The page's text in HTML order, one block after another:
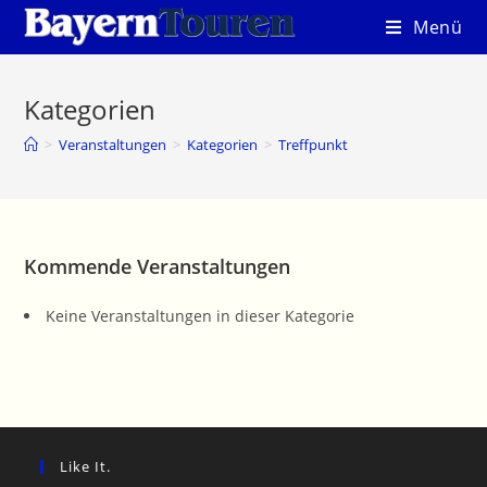
Zum
Inhalt
Menü
Kategorien
> Veranstaltungen > Kategorien > Treffpunkt
Kommende Veranstaltungen
Keine Veranstaltungen in dieser Kategorie
Like It.